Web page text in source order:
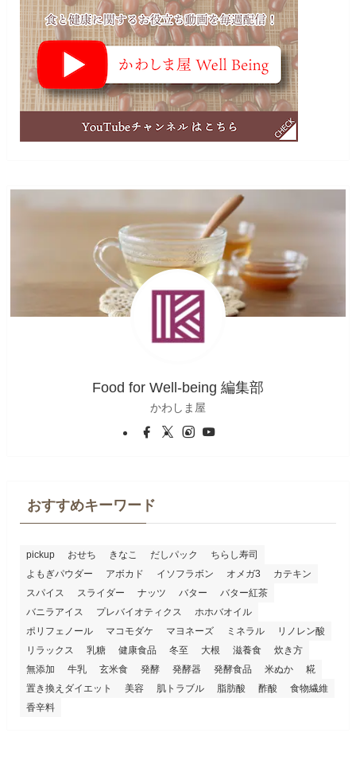
Food for Well-being 編集部
かわしま屋
おすすめキーワード
pickup おせち きなこ だしパック
ちらし寿司
よもぎパウダー
アボカド イソフラボン オメガ3
カテキン
スパイス
スライダー ナッツ バター
バター紅茶
バニラアイス
プレバイオティクス
ホホバオイル
ポリフェノール
マコモダケ マヨネーズ ミネラル
リノレン酸
リラックス
乳糖 健康食品 冬至 大根 滋養食
炊き方
無添加
牛乳 玄米食 発酵 発酵器 発酵食品 米ぬか
糀
置き換えダイエット
美容 肌トラブル 脂肪酸 酢酸
食物繊維
香辛料